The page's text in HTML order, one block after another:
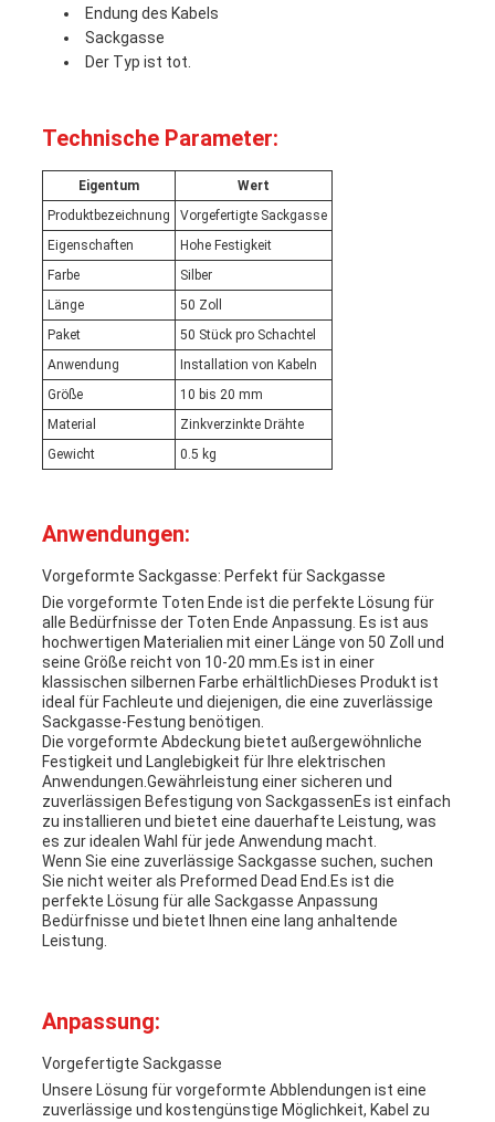
Endung des Kabels
Sackgasse
Der Typ ist tot.
Technische Parameter:
Eigentum
Wert
Produktbezeichnung
Vorgefertigte Sackgasse
Eigenschaften
Hohe Festigkeit
Farbe
Silber
Länge
50 Zoll
Paket
50 Stück pro Schachtel
Anwendung
Installation von Kabeln
Größe
10 bis 20 mm
Material
Zinkverzinkte Drähte
Gewicht
0.5 kg
Anwendungen:
Vorgeformte Sackgasse: Perfekt für Sackgasse
Die vorgeformte Toten Ende ist die perfekte Lösung für
alle Bedürfnisse der Toten Ende Anpassung. Es ist aus
hochwertigen Materialien mit einer Länge von 50 Zoll und
seine Größe reicht von 10-20 mm.Es ist in einer
klassischen silbernen Farbe erhältlichDieses Produkt ist
ideal für Fachleute und diejenigen, die eine zuverlässige
Sackgasse-Festung benötigen.
Die vorgeformte Abdeckung bietet außergewöhnliche
Festigkeit und Langlebigkeit für Ihre elektrischen
Anwendungen.Gewährleistung einer sicheren und
zuverlässigen Befestigung von SackgassenEs ist einfach
zu installieren und bietet eine dauerhafte Leistung, was
es zur idealen Wahl für jede Anwendung macht.
Wenn Sie eine zuverlässige Sackgasse suchen, suchen
Sie nicht weiter als Preformed Dead End.Es ist die
perfekte Lösung für alle Sackgasse Anpassung
Bedürfnisse und bietet Ihnen eine lang anhaltende
Leistung.
Anpassung:
Vorgefertigte Sackgasse
Unsere Lösung für vorgeformte Abblendungen ist eine
zuverlässige und kostengünstige Möglichkeit, Kabel zu